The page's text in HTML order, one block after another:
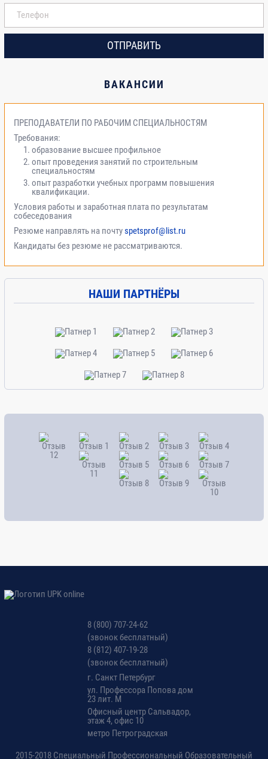
ОТПРАВИТЬ
ВАКАНСИИ
ПРЕПОДАВАТЕЛИ ПО РАБОЧИМ СПЕЦИАЛЬНОСТЯМ
Требования:
образование высшее профильное
опыт проведения занятий по строительным
специальностям
опыт разработки учебных программ повышения
квалификации.
Условия работы и заработная плата по результатам
собеседования
Резюме направлять на почтуspetsprof@list.ru
Кандидаты без резюме не рассматриваются.
НАШИ ПАРТНЁРЫ
8 (800) 707-24-62
(звонок бесплатный)
8 (812) 407-19-28
(звонок бесплатный)
г. Санкт Петербург
ул. Профессора Попова дом
23 лит. М
Офисный центр Сальвадор,
этаж 4, офис 10
метро Петроградская
2015-2018 Специальный Профессиональный Образовательный